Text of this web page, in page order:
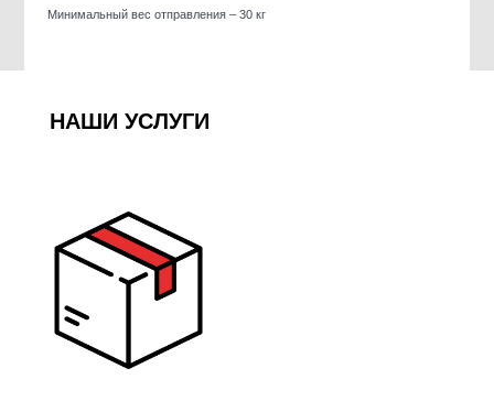
Минимальный вес отправления – 30 кг
НАШИ УСЛУГИ